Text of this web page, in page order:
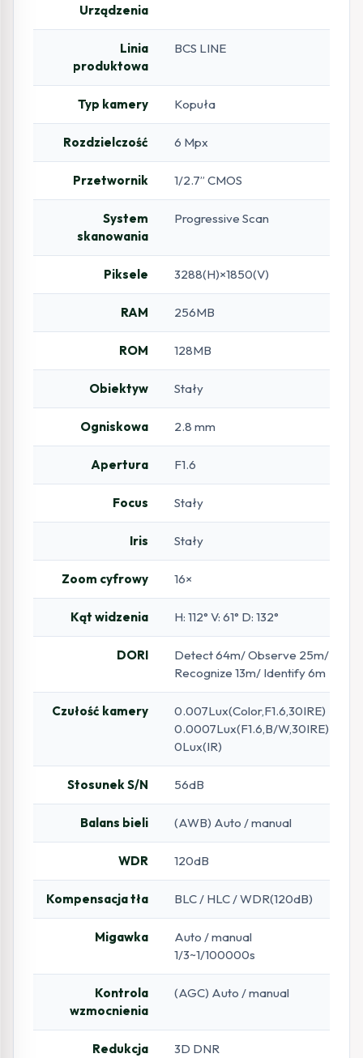
Urządzenia
Linia
produktowa
BCS LINE
Typ kamery Kopuła
Rozdzielczość 6 Mpx
Przetwornik 1/2.7” CMOS
System
skanowania
Progressive Scan
Piksele 3288(H)×1850(V)
RAM 256MB
ROM 128MB
Obiektyw Stały
Ogniskowa 2.8 mm
Apertura F1.6
Focus Stały
Iris Stały
Zoom cyfrowy 16×
Kąt widzenia H: 112° V: 61° D: 132°
DORI
Detect 64m/ Observe 25m/
Recognize 13m/ Identify 6m
Czułość kamery
0.007Lux(Color,F1.6,30IRE)
0.0007Lux(F1.6,B/W,30IRE)
0Lux(IR)
Stosunek S/N 56dB
Balans bieli (AWB) Auto / manual
WDR 120dB
Kompensacja tła BLC / HLC / WDR(120dB)
Migawka
Auto / manual
1/3~1/100000s
Kontrola
wzmocnienia
(AGC) Auto / manual
Redukcja
3D DNR